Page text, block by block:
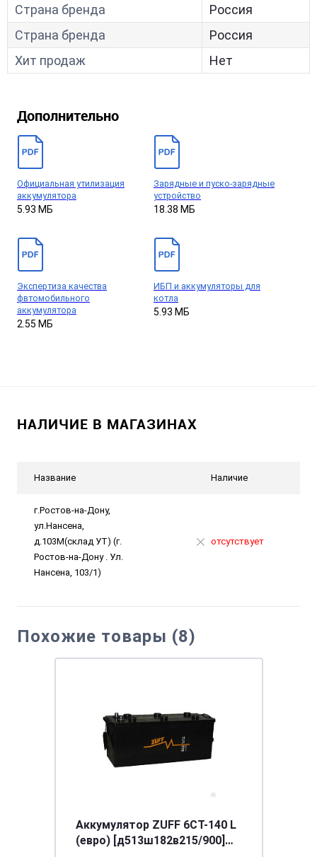
Страна бренда
Россия
Страна бренда
Россия
Хит продаж
Нет
Дополнительно
Официальная утилизация
аккумулятора
5.93 МБ
Зарядные и пуско-зарядные
устройство
18.38 МБ
Экспертиза качества
фвтомобильного
аккумулятора
2.55 МБ
ИБП и аккумуляторы для
котла
5.93 МБ
НАЛИЧИЕ В МАГАЗИНАХ
Название Наличие
г.Ростов-на-Дону,
ул.Нансена,
д.103М(склад УТ) (г.
Ростов-на-Дону . Ул.
Нансена, 103/1)
отсутствует
Похожие товары (8)
Аккумулятор ZUFF 6СТ-140 L
(евро) [д513ш182в215/900]